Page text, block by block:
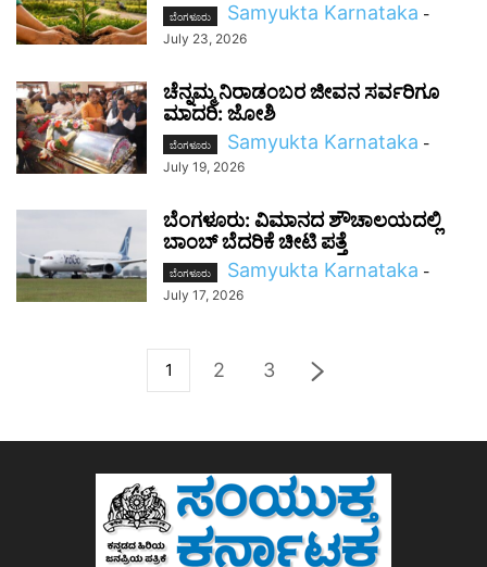
ಬೆಂಗಳೂರು Samyukta Karnataka -
July 23, 2026
ಚೆನ್ನಮ್ಮ ನಿರಾಡಂಬರ ಜೀವನ ಸರ್ವರಿಗೂ
ಮಾದರಿ: ಜೋಶಿ
ಬೆಂಗಳೂರು Samyukta Karnataka -
July 19, 2026
ಬೆಂಗಳೂರು: ವಿಮಾನದ ಶೌಚಾಲಯದಲ್ಲಿ
ಬಾಂಬ್ ಬೆದರಿಕೆ ಚೀಟಿ ಪತ್ತೆ
ಬೆಂಗಳೂರು Samyukta Karnataka -
July 17, 2026
1 2 3